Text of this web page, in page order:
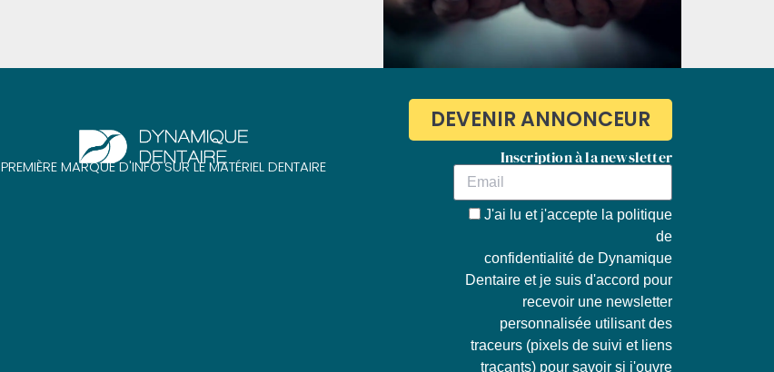
PREMIÈRE MARQUE D'INFO SUR LE MATÉRIEL DENTAIRE
DEVENIR ANNONCEUR
Inscription à la newsletter
J'ai lu et j'accepte la politique
de
confidentialité de Dynamique
Dentaire et je suis d'accord pour
recevoir une newsletter
personnalisée utilisant des
traceurs (pixels de suivi et liens
traçants) pour savoir si j'ouvre